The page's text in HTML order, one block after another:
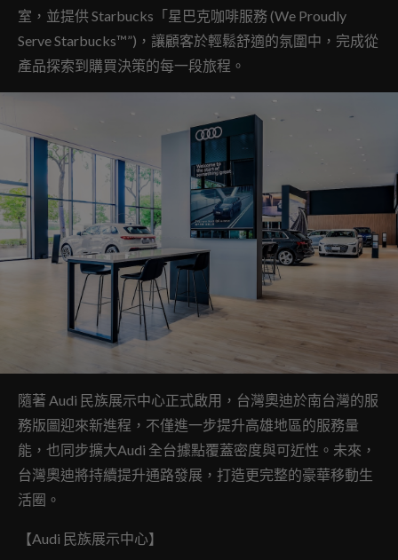
室，並提供 Starbucks「星巴克咖啡服務 (We Proudly
Serve Starbucks™”)，讓顧客於輕鬆舒適的氛圍中，完成從
產品探索到購買決策的每一段旅程。
隨著 Audi 民族展示中心正式啟用，台灣奧迪於南台灣的服
務版圖迎來新進程，不僅進一步提升高雄地區的服務量
能，也同步擴大Audi 全台據點覆蓋密度與可近性。未來，
台灣奧迪將持續提升通路發展，打造更完整的豪華移動生
活圈。
【Audi 民族展示中心】